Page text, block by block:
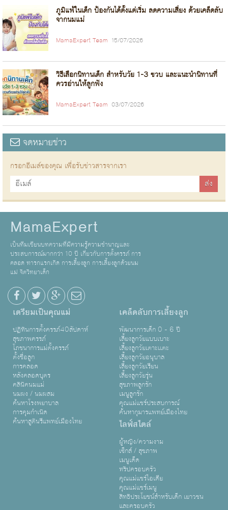
ภูมิแพ้ในเด็ก ป้องกันได้ตั้งแต่เริ่ม ลดความเสี่ยง ด้วยเคล็ดลับ
จากนมแม่
MamaExpert Team 15/07/2026
วิธีเลือกนิทานเด็ก สำหรับวัย 1-3 ขวบ และแนะนำนิทานที่
ควรอ่านให้ลูกฟัง
MamaExpert Team 03/07/2026
จดหมายข่าว
กรอกอีเมล์ของคุณ เพื่อรับข่าวสารจากเรา
MamaExpert
เป็นทีมเขียนบทความที่มีความรู้ความชำนาญและ
ประสบการณ์มากกว่า 10 ปี เกี่ยวกับการตั้งครรภ์ การ
คลอด ทารกแรกเกิด การเลี้ยงลูก การเลี้ยงลูกด้วยนม
แม่ จิตวิทยาเด็ก
เตรียมเป็นคุณแม่
ปฏิทินการตั้งครรภ์40สัปดาห์
สุขภาพครรภ์
โภชนาการแม่ตั้งครรภ์
ตั้งชื่อลูก
การคลอด
หลังคลอดบุตร
คลินิคนมแม่
นมผง / นมผสม
ค้นหาโรงพยาบาล
การคุมกำเนิด
ค้นหาสูตินรีแพทย์เมืองไทย
เคล็ดลับการเลี้ยงลูก
พัฒนาการเด็ก 0 - 6 ปี
เลี้ยงลูกวัยแบบเบาะ
เลี้ยงลูกวัยเตาะเเตะ
เลี้ยงลูกวัยอนุบาล
เลี้ยงลูกวัยเรียน
เลี้ยงลูกวัยรุ่น
สุขภาพลูกรัก
เมนูลูกรัก
คุณแม่แชร์ประสบการณ์
ค้นหากุมารแพทย์เมืองไทย
ไลฟ์สไตล์
ผู้หญิง/ความงาม
เซ็กส์ / สุขภาพ
เมนูเด็ด
ทริปครอบครัว
คุณแม่แชร์ไอเดีย
คุณแม่แชร์เมนู
สิทธิประโยชน์สำหรับเด็ก เยาวชน
และครอบครัว